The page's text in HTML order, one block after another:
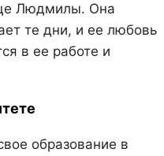
Людмилы. Она
те дни, и ее любовь
в ее работе и
образование в